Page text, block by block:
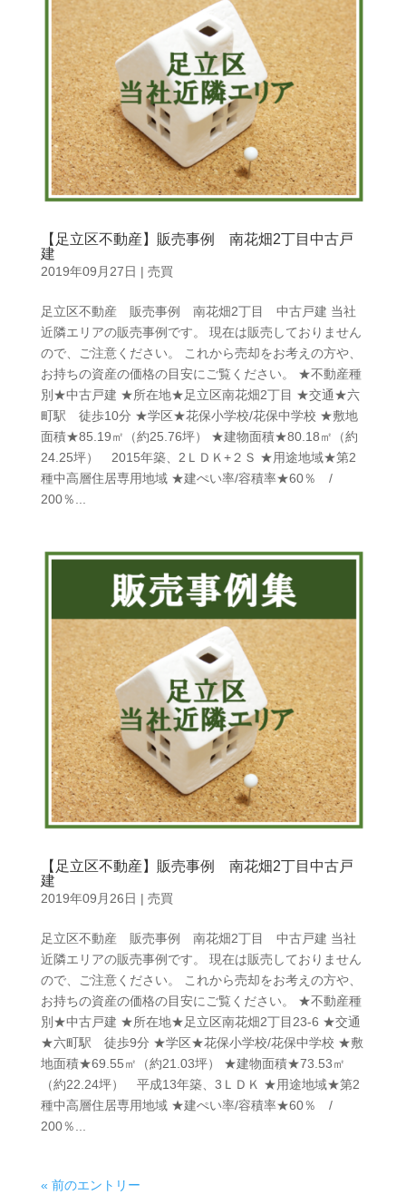
【足立区不動産】販売事例 南花畑2丁目中古戸
建
2019年09月27日 | 売買
足立区不動産 販売事例 南花畑2丁目 中古戸建 当社
近隣エリアの販売事例です。 現在は販売しておりません
ので、ご注意ください。 これから売却をお考えの方や、
お持ちの資産の価格の目安にご覧ください。 ★不動産種
別★中古戸建 ★所在地★足立区南花畑2丁目 ★交通★六
町駅 徒歩10分 ★学区★花保小学校/花保中学校 ★敷地
面積★85.19㎡（約25.76坪） ★建物面積★80.18㎡（約
24.25坪） 2015年築、2ＬＤＫ+２Ｓ ★用途地域★第2
種中高層住居専用地域 ★建ぺい率/容積率★60％ /
200％...
【足立区不動産】販売事例 南花畑2丁目中古戸
建
2019年09月26日 | 売買
足立区不動産 販売事例 南花畑2丁目 中古戸建 当社
近隣エリアの販売事例です。 現在は販売しておりません
ので、ご注意ください。 これから売却をお考えの方や、
お持ちの資産の価格の目安にご覧ください。 ★不動産種
別★中古戸建 ★所在地★足立区南花畑2丁目23-6 ★交通
★六町駅 徒歩9分 ★学区★花保小学校/花保中学校 ★敷
地面積★69.55㎡（約21.03坪） ★建物面積★73.53㎡
（約22.24坪） 平成13年築、3ＬＤＫ ★用途地域★第2
種中高層住居専用地域 ★建ぺい率/容積率★60％ /
200％...
« 前のエントリー